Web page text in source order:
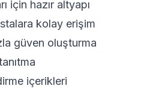
için hazır altyapı
kolay erişim
güven oluşturma
içerikleri